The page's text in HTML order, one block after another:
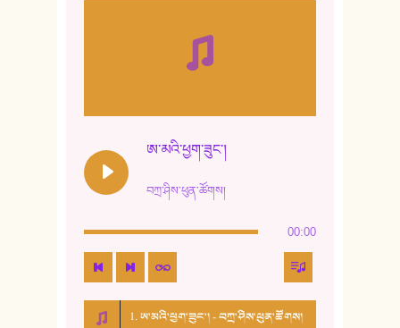
ཨ་མའི་ཕྱག་ཟུང་།
བཀྲ་ཤིས་ཕུན་ཚོགས།
00:00
1. ཨ་མའི་ཕྱག་ཟུང་། - བཀྲ་ཤིས་ཕུན་ཚོགས།